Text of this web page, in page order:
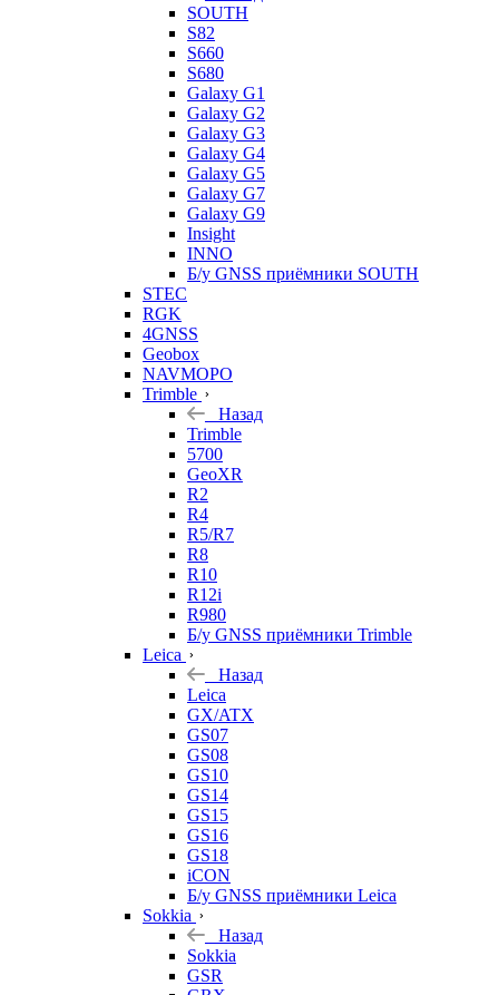
SOUTH
S82
S660
S680
Galaxy G1
Galaxy G2
Galaxy G3
Galaxy G4
Galaxy G5
Galaxy G7
Galaxy G9
Insight
INNO
Б/у GNSS приёмники SOUTH
STEC
RGK
4GNSS
Geobox
NAVMOPO
Trimble
Назад
Trimble
5700
GeoXR
R2
R4
R5/R7
R8
R10
R12i
R980
Б/у GNSS приёмники Trimble
Leica
Назад
Leica
GX/ATX
GS07
GS08
GS10
GS14
GS15
GS16
GS18
iCON
Б/у GNSS приёмники Leica
Sokkia
Назад
Sokkia
GSR